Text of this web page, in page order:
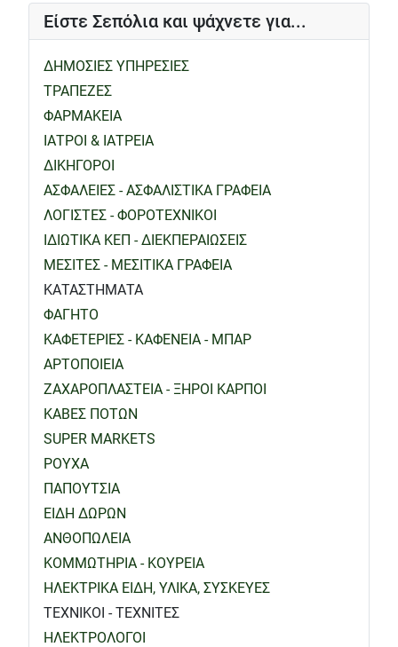
Είστε Σεπόλια και ψάχνετε για...
ΔΗΜΟΣΙΕΣ ΥΠΗΡΕΣΙΕΣ
ΤΡΑΠΕΖΕΣ
ΦΑΡΜΑΚΕΙΑ
ΙΑΤΡΟΙ & ΙΑΤΡΕΙΑ
ΔΙΚΗΓΟΡΟΙ
ΑΣΦΑΛΕΙΕΣ - ΑΣΦΑΛΙΣΤΙΚΑ ΓΡΑΦΕΙΑ
ΛΟΓΙΣΤΕΣ - ΦΟΡΟΤΕΧΝΙΚΟΙ
ΙΔΙΩΤΙΚΑ ΚΕΠ - ΔΙΕΚΠΕΡΑΙΩΣΕΙΣ
ΜΕΣΙΤΕΣ - ΜΕΣΙΤΙΚΑ ΓΡΑΦΕΙΑ
ΚΑΤΑΣΤΗΜΑΤΑ
ΦΑΓΗΤΟ
ΚΑΦΕΤΕΡΙΕΣ - ΚΑΦΕΝΕΙΑ - ΜΠΑΡ
ΑΡΤΟΠΟΙΕΙΑ
ΖΑΧΑΡΟΠΛΑΣΤΕΙΑ - ΞΗΡΟΙ ΚΑΡΠΟΙ
ΚΑΒΕΣ ΠΟΤΩΝ
SUPER MARKETS
ΡΟΥΧΑ
ΠΑΠΟΥΤΣΙΑ
ΕΙΔΗ ΔΩΡΩΝ
ΑΝΘΟΠΩΛΕΙΑ
ΚΟΜΜΩΤΗΡΙΑ - ΚΟΥΡΕΙΑ
ΗΛΕΚΤΡΙΚΑ ΕΙΔΗ, ΥΛΙΚΑ, ΣΥΣΚΕΥΕΣ
ΤΕΧΝΙΚΟΙ - ΤΕΧΝΙΤΕΣ
ΗΛΕΚΤΡΟΛΟΓΟΙ